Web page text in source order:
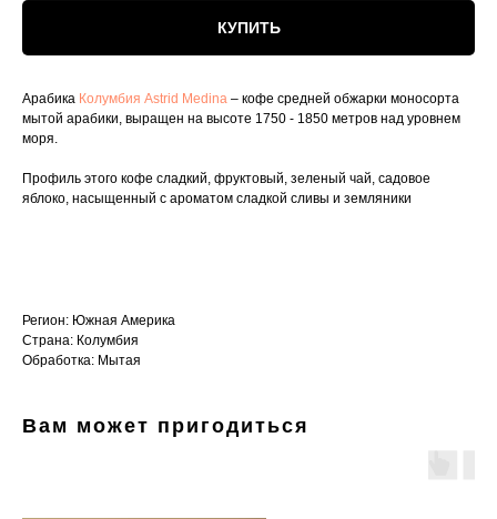
КУПИТЬ
Арабика Колумбия Astrid Medina – кофе средней обжарки моносорта
мытой арабики, выращен на высоте 1750 - 1850 метров над уровнем
моря.
Профиль этого кофе сладкий, фруктовый, зеленый чай, садовое
яблоко, насыщенный с ароматом сладкой сливы и земляники
Регион: Южная Америка
Страна: Колумбия
Обработка: Мытая
Вам может пригодиться